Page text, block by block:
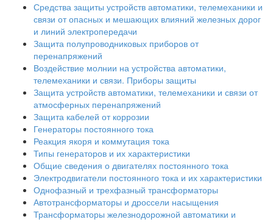
Средства защиты устройств автоматики, телемеханики и
связи от опасных и мешающих влияний железных дорог
и линий электропередачи
Защита полупроводниковых приборов от
перенапряжений
Воздействие молнии на устройства автоматики,
телемеханики и связи. Приборы защиты
Защита устройств автоматики, телемеханики и связи от
атмосферных перенапряжений
Защита кабелей от коррозии
Генераторы постоянного тока
Реакция якоря и коммутация тока
Типы генераторов и их характеристики
Общие сведения о двигателях постоянного тока
Электродвигатели постоянного тока и их характеристики
Однофазный и трехфазный трансформаторы
Автотрансформаторы и дроссели насыщения
Трансформаторы железнодорожной автоматики и